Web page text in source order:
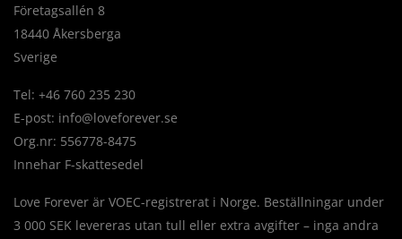
Företagsallén 8
18440 Åkersberga
Sverige
Tel: +46 760 235 230
E-post: info@loveforever.se
Org.nr: 556778-8475
Innehar F-skattesedel
Love Forever är VOEC-registrerat i Norge. Beställningar under
3 000 SEK levereras utan tull eller extra avgifter – inga andra